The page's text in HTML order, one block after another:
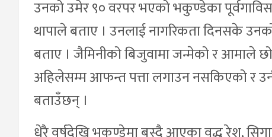
उनको उमेर ९० वरपर भएको भकुण्डेका
थापाले बताए । उनलाई नागरिकता दिनसके
बताए । जैमिनीको बिजुवामा जन्मेको र आमाले
अहिलेसम्म आफन्त पत्ता लगाउन नसकिएको र
बताउँछन् ।